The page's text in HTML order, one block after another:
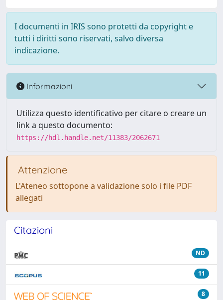
I documenti in IRIS sono protetti da copyright e
tutti i diritti sono riservati, salvo diversa
indicazione.
Informazioni
Utilizza questo identificativo per citare o creare un
link a questo documento:
https://hdl.handle.net/11383/2062671
Attenzione
L'Ateneo sottopone a validazione solo i file PDF
allegati
Citazioni
ND
11
8